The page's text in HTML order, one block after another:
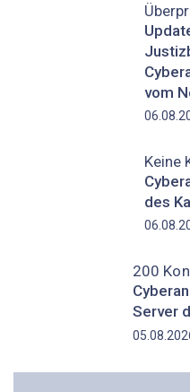
vom
Keine
des
200
Server